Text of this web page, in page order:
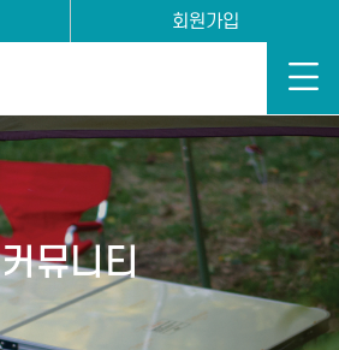
회원가입
커뮤니티